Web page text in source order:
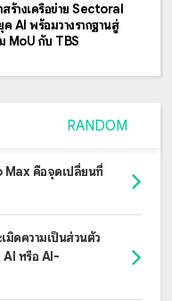
ร้างเครือข่าย Sectoral
AI พร้อมวางรากฐานสู่
MoU กับ TBS
RANDOM
Max คือจุดเปลี่ยนที่
ดความเป็นส่วนตัว
AI หรือ AI-